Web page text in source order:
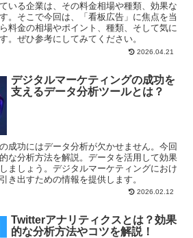
いる企業は、その料金相場や種類、効果な
。そこで今回は、「看板広告」に焦点を当
料金の相場やポイント、種類、そして気に
。ぜひ参考にしてみてください。
2026.04.21
デジタルマーケティングの成功を
支えるデータ分析ツールとは？
成功にはデータ分析が欠かせません。今回
な分析方法を解説。データを活用して効果
ましょう。デジタルマーケティングにおけ
き出すための情報を提供します。
2026.02.12
Twitterアナリティクスとは？効果
的な分析方法やコツを解説！